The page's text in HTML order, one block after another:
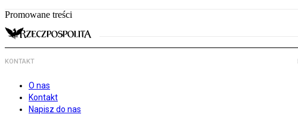
Promowane treści
KONTAKT
O nas
Kontakt
Napisz do nas